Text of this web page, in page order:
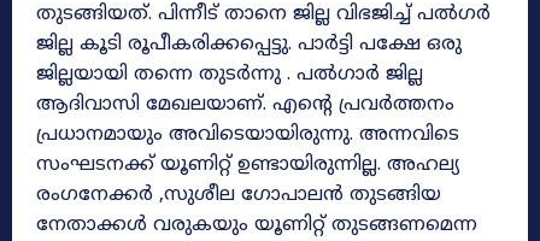
തുടങ്ങിയത്. പിന്നീട് താനെ ജില്ല വിഭജിച്ച് പൽഗർ
ജില്ല കൂടി രൂപീകരിക്കപ്പെട്ടു. പാർട്ടി പക്ഷേ ഒരു
ജില്ലയായി തന്നെ തുടർന്നു . പൽഗാർ ജില്ല
ആദിവാസി മേഖലയാണ്. എന്റെ പ്രവർത്തനം
പ്രധാനമായും അവിടെയായിരുന്നു. അന്നവിടെ
സംഘടനക്ക് യൂണിറ്റ് ഉണ്ടായിരുന്നില്ല. അഹല്യ
രംഗനേക്കർ ,സുശീല ഗോപാലൻ തുടങ്ങിയ
നേതാക്കൾ വരുകയും യൂണിറ്റ് തുടങ്ങണമെന്ന